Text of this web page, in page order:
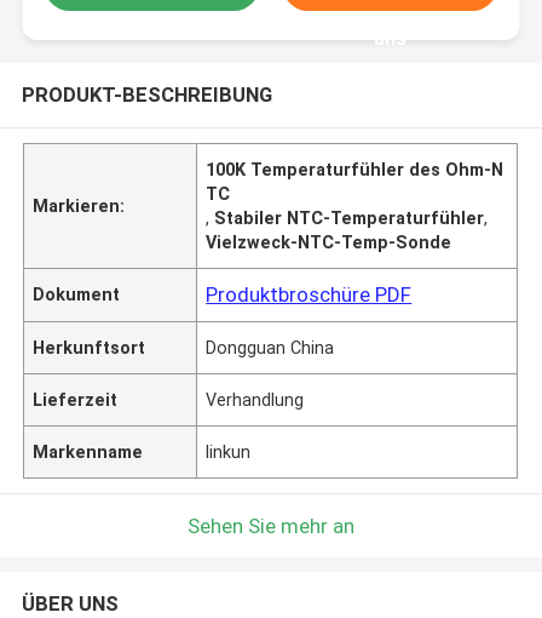
uns
PRODUKT-BESCHREIBUNG
Markieren:
100K Temperaturfühler des Ohm-N
TC
, Stabiler NTC-Temperaturfühler,
Vielzweck-NTC-Temp-Sonde
Dokument Produktbroschüre PDF
Herkunftsort Dongguan China
Lieferzeit Verhandlung
Markenname linkun
Sehen Sie mehr an
ÜBER UNS